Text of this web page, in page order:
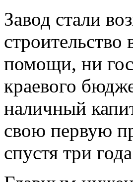
Завод стали
помощи, ни
краевого
наличный
свою первую
спустя три